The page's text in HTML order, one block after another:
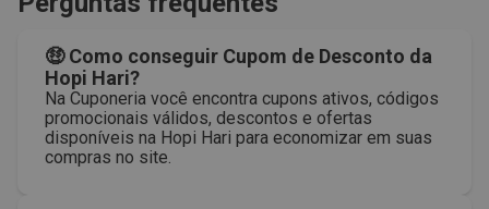
🤑 Como conseguir Cupom de Desconto da
Hopi Hari?
Na Cuponeria você encontra cupons ativos, códigos
promocionais válidos, descontos e ofertas
disponíveis na Hopi Hari para economizar em suas
compras no site.